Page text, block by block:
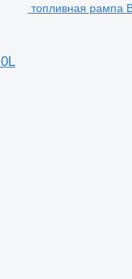
топливная рампа